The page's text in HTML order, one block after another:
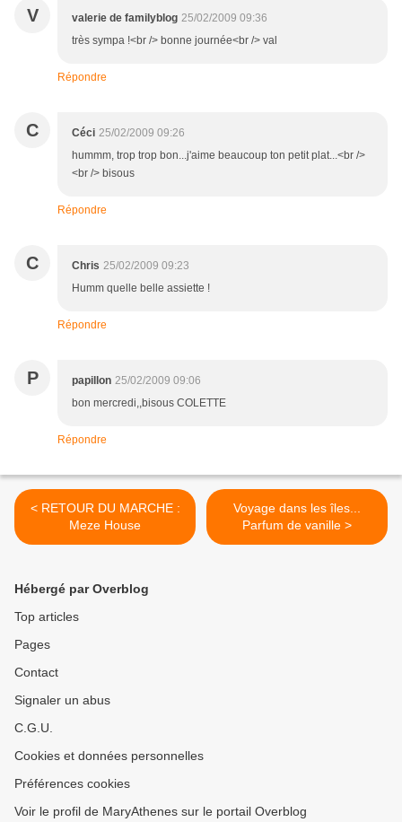
V valerie de familyblog 25/02/2009 09:36
très sympa !<br /> bonne journée<br /> val
Répondre
C Céci 25/02/2009 09:26
hummm, trop trop bon...j'aime beaucoup ton petit plat...<br />
<br /> bisous
Répondre
C Chris 25/02/2009 09:23
Humm quelle belle assiette !
Répondre
P papillon 25/02/2009 09:06
bon mercredi,,bisous COLETTE
Répondre
< RETOUR DU MARCHE :
Meze House
Voyage dans les îles...
Parfum de vanille >
Hébergé par Overblog
Top articles
Pages
Contact
Signaler un abus
C.G.U.
Cookies et données personnelles
Préférences cookies
Voir le profil de MaryAthenes sur le portail Overblog